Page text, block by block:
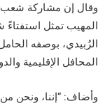
وقال إن مشاركة شعب
المهيب تمثل استفتاءً
الزُبيدي، بوصفه
المحافل الإقليمية
وأضاف: “إننا، ونحن